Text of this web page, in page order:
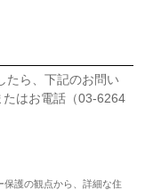
たら、下記のお問い
たはお電話（03-6264
護の観点から、詳細な住